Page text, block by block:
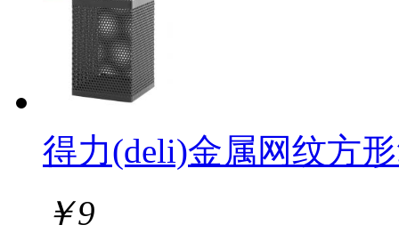
得力(deli)金属网纹方
￥9